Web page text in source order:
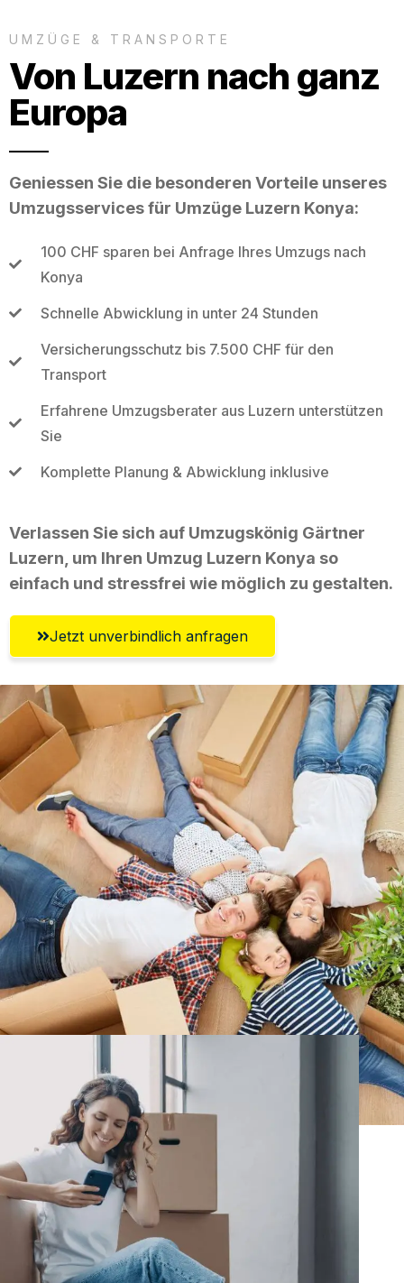
UMZÜGE & TRANSPORTE
Von Luzern nach ganz
Europa
Geniessen Sie die besonderen Vorteile unseres
Umzugsservices für Umzüge Luzern Konya:
100 CHF sparen bei Anfrage Ihres Umzugs nach
Konya
Schnelle Abwicklung in unter 24 Stunden
Versicherungsschutz bis 7.500 CHF für den
Transport
Erfahrene Umzugsberater aus Luzern unterstützen
Sie
Komplette Planung & Abwicklung inklusive
Verlassen Sie sich auf Umzugskönig Gärtner
Luzern, um Ihren Umzug Luzern Konya so
einfach und stressfrei wie möglich zu gestalten.
Jetzt unverbindlich anfragen